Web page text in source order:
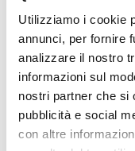
Utilizziamo i cookie
annunci, per fornire
analizzare il nostro
informazioni sul
nostri partner che si
pubblicità e social
con altre